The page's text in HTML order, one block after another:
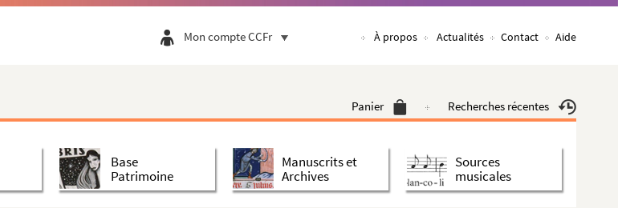
Mon compte CCFr À propos Actualités Contact Aide
Panier Recherches récentes
Base
Patrimoine
Manuscrits et
Archives
Sources
musicales